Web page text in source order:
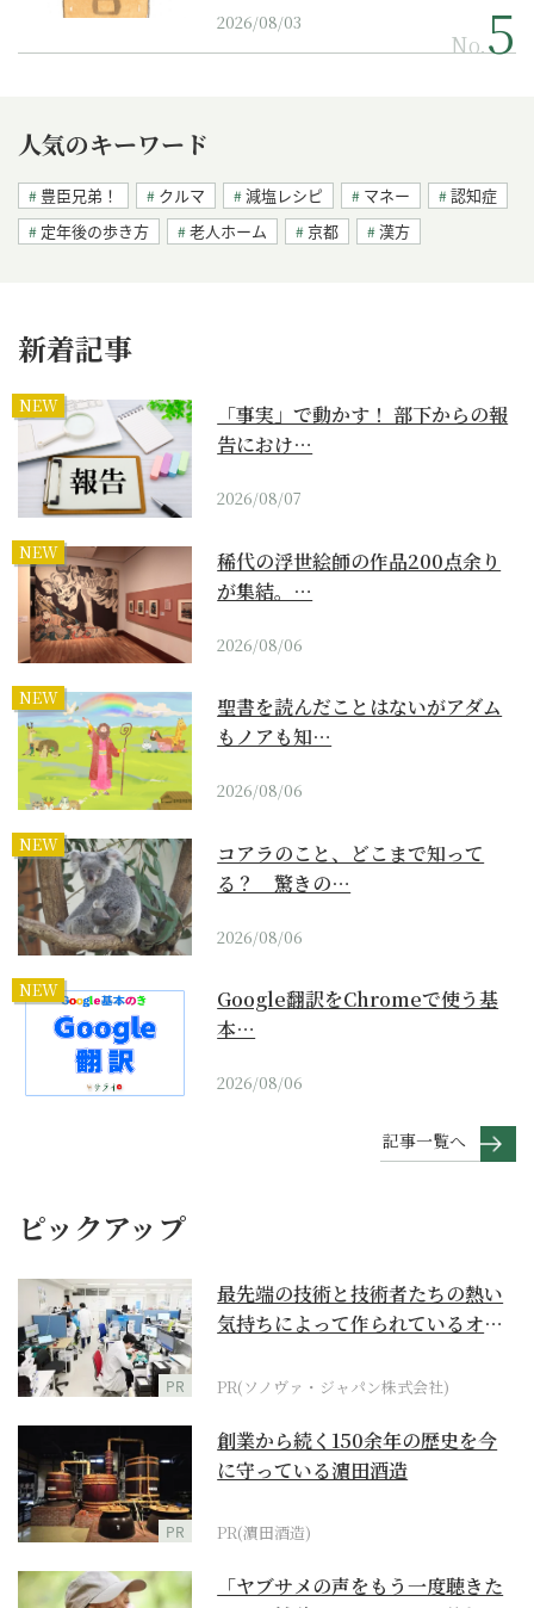
2026/08/03
No.
人気のキーワード
豊臣兄弟！ クルマ 減塩レシピ マネー
認知症
定年後の歩き方
老人ホーム 京都 漢方
新着記事
NEW
「事実」で動かす！ 部下からの報
告におけ…
2026/08/07
NEW
稀代の浮世絵師の作品200点余り
が集結。…
2026/08/06
NEW
聖書を読んだことはないがアダム
もノアも知…
2026/08/06
NEW
コアラのこと、どこまで知って
る？ 驚きの…
2026/08/06
NEW
Google翻訳をChromeで使う基
本…
2026/08/06
記事一覧へ
ピックアップ
PR
最先端の技術と技術者たちの熱い
気持ちによって作られているオー
PR(ソノヴァ・ジャパン株式会社)
PR
創業から続く150余年の歴史を今
に守っている濵田酒造
PR(濵田酒造)
「ヤブサメの声をもう一度聴きた